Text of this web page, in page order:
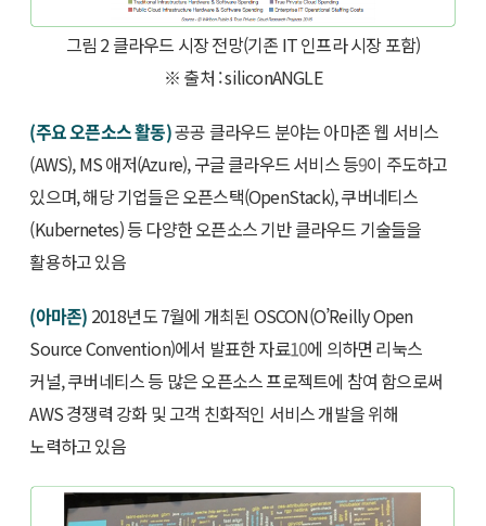
그림 2 클라우드 시장 전망(기존 IT 인프라 시장 포함)
※ 출처 : siliconANGLE
(주요 오픈소스 활동)공공 클라우드 분야는 아마존 웹 서비스
(AWS), MS 애저(Azure), 구글 클라우드 서비스 등9이 주도하고
있으며, 해당 기업들은 오픈스택(OpenStack), 쿠버네티스
(Kubernetes) 등 다양한 오픈소스 기반 클라우드 기술들을
활용하고 있음
(아마존) 2018년도 7월에 개최된 OSCON(O’Reilly Open
Source Convention)에서 발표한 자료10에 의하면 리눅스
커널, 쿠버네티스 등 많은 오픈소스 프로젝트에 참여 함으로써
AWS 경쟁력 강화 및 고객 친화적인 서비스 개발을 위해
노력하고 있음